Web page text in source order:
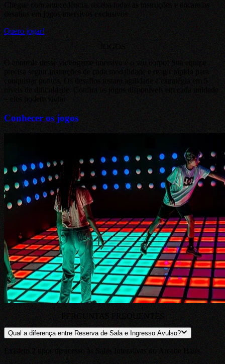
Chegue com antecedência, receba todas as instruções e encare os
desafios em jogos imersivos exclusivos
Quero jogar!
JOGOS
O controle desse videogame imersivo é o seu corpo! Sua equipe
precisa seguir instruções de cada modalidade e reagir rápido para
conquistar pontos. Os desafios testam agilidade e estratégia em 5
níveis de dificuldade. Confira os jogos disponíveis em cada unidade
– eles podem variar
Conhecer os jogos
PERGUNTAS FREQUENTES
Qual a diferença entre Reserva de Sala e Ingresso Avulso?
Existem 2 tipos de acesso às Salas Interativas do Arcade Haus.